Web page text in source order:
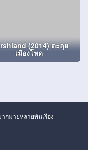
(2014) ตะลุย
เมืองโหด
กมายหลายพันเรื่อง